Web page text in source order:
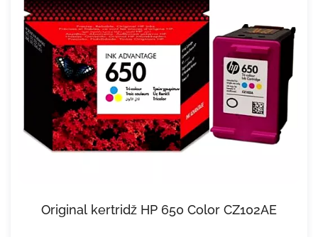
Original kertridž HP 650 Color CZ102AE